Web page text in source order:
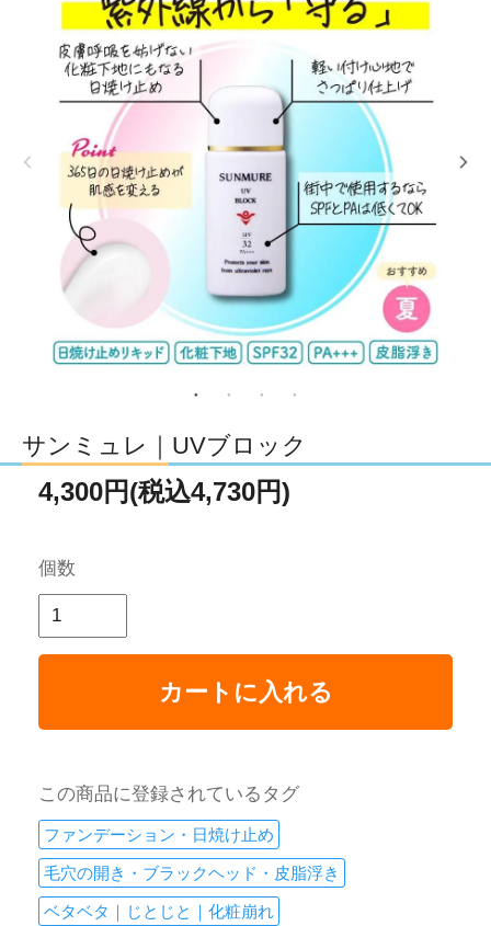
サンミュレ｜UVブロック
4,300円(税込4,730円)
個数
カートに入れる
この商品に登録されているタグ
ファンデーション・日焼け止め
毛穴の開き・ブラックヘッド・皮脂浮き
ベタベタ｜じとじと｜化粧崩れ